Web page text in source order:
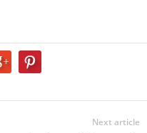
Next article